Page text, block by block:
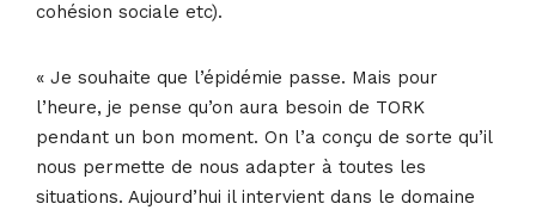
cohésion sociale etc).
« Je souhaite que l’épidémie passe. Mais pour
l’heure, je pense qu’on aura besoin de TORK
pendant un bon moment. On l’a conçu de sorte qu’il
nous permette de nous adapter à toutes les
situations. Aujourd’hui il intervient dans le domaine